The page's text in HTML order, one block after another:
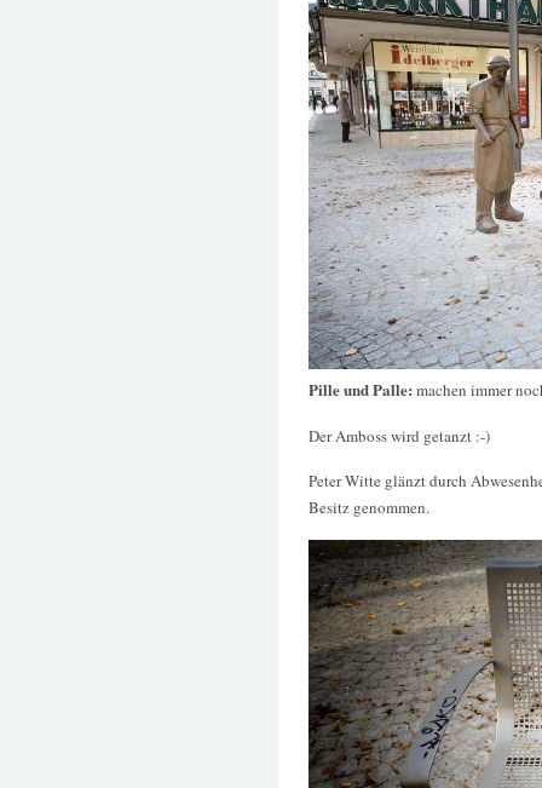
Pille und Palle: machen immer
Der Amboss wird getanzt :-)
Peter Witte glänzt durch
Besitz genommen.